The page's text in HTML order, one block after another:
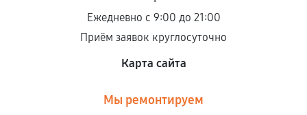
Ежедневно с 9:00 до 21:00
Приём заявок круглосуточно
Карта сайта
Мы ремонтируем